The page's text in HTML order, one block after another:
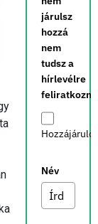
járulsz
hozzá
nem
tudsz a
hírlevélre
feliratkozni.
Név